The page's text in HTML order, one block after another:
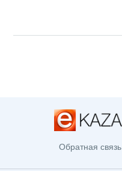
Обратная связь